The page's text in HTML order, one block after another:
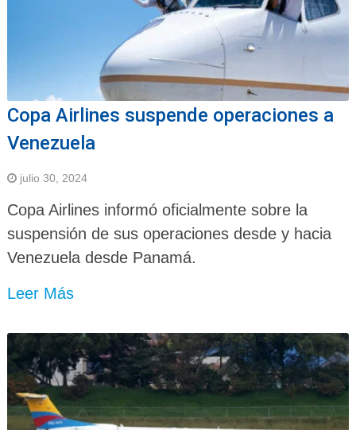
Copa Airlines suspende operaciones a
Venezuela
julio 30, 2024
Copa Airlines informó oficialmente sobre la
suspensión de sus operaciones desde y hacia
Venezuela desde Panamá.
Leer Más